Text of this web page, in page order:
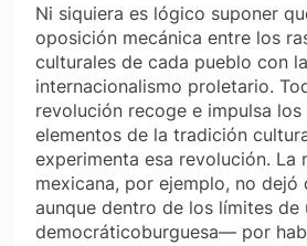
Ni siquiera es lógico suponer
oposición mecánica entre los
culturales de cada pueblo con
internacionalismo proletario.
revolución recoge e impulsa los
elementos de la tradición
experimenta esa revolución. La
mexicana, por ejemplo, no
aunque dentro de los límites de
democráticoburguesa— por